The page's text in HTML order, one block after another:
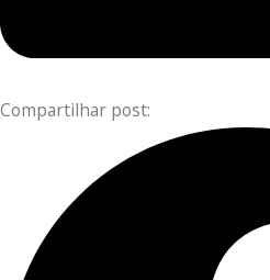
Compartilhar post: